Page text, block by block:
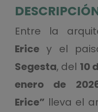
Entre la
Ericey el
Segesta, del 10
enero de
Erice” lleva el